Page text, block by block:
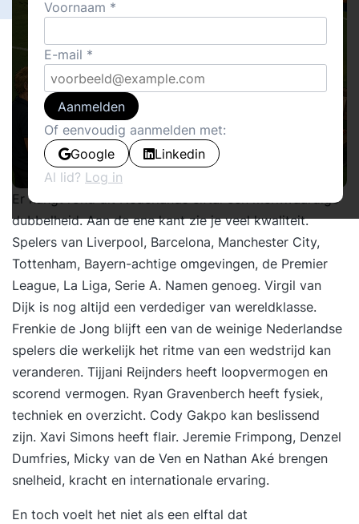
Er hangt rond dit Nederlands elftal een merkwaardige
dubbelheid. Aan de ene kant zie je veel kwaliteit.
Spelers van Liverpool, Barcelona, Manchester City,
Tottenham, Bayern-achtige omgevingen, de Premier
League, La Liga, Serie A. Namen genoeg. Virgil van
Dijk is nog altijd een verdediger van wereldklasse.
Frenkie de Jong blijft een van de weinige Nederlandse
spelers die werkelijk het ritme van een wedstrijd kan
veranderen. Tijjani Reijnders heeft loopvermogen en
scorend vermogen. Ryan Gravenberch heeft fysiek,
techniek en overzicht. Cody Gakpo kan beslissend
zijn. Xavi Simons heeft flair. Jeremie Frimpong, Denzel
Dumfries, Micky van de Ven en Nathan Aké brengen
snelheid, kracht en internationale ervaring.
En toch voelt het niet als een elftal dat
Voornaam
E-mail
Aanmelden
Of eenvoudig aanmelden met:
Google
Linkedin
Al lid? Log in